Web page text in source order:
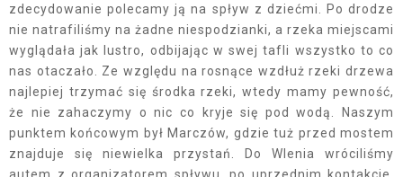
zdecydowanie polecamy ją na spływ z dziećmi. Po drodze
nie natrafiliśmy na żadne niespodzianki, a rzeka miejscami
wyglądała jak lustro, odbijając w swej tafli wszystko to co
nas otaczało. Ze względu na rosnące wzdłuż rzeki drzewa
najlepiej trzymać się środka rzeki, wtedy mamy pewność,
że nie zahaczymy o nic co kryje się pod wodą. Naszym
punktem końcowym był Marczów, gdzie tuż przed mostem
znajduje się niewielka przystań. Do Wlenia wróciliśmy
autem z organizatorem spływu, po uprzednim kontakcie,